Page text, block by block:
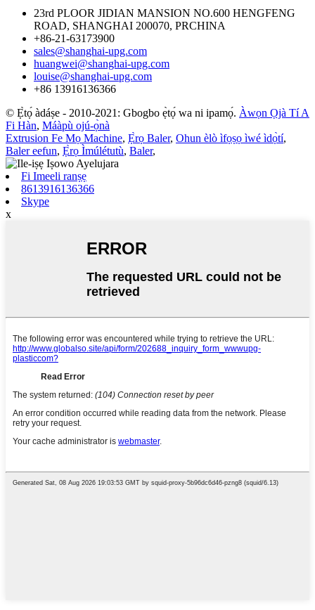
23rd PLOOR JIDIAN MANSION NO.600 HENGFENG
ROAD, SHANGHAI 200070, PRCHINA
+86-21-63173900
sales@shanghai-upg.com
huangwei@shanghai-upg.com
louise@shanghai-upg.com
+86 13916136366
© Ẹ̀tọ́ àdáṣe - 2010-2021: Gbogbo ẹ̀tọ́ wa ni ipamọ́. Àwọn Ọjà Tí A
Fi Hàn, Máàpù ojú-ọ̀nà
Extrusion Fe Mọ Machine, Ẹ̀rọ Baler, Ohun èlò ìfọṣọ ìwé ìdọ̀tí,
Baler eefun, Ẹ̀rọ Ìmúlétutù, Baler,
Fi Imeeli ranṣẹ
8613916136366
Skype
x